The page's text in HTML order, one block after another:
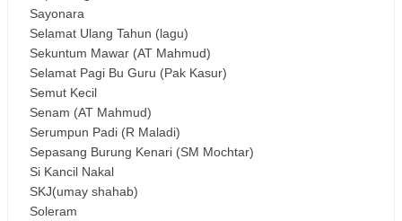
Sayonara
Selamat Ulang Tahun (lagu)
Sekuntum Mawar (AT Mahmud)
Selamat Pagi Bu Guru (Pak Kasur)
Semut Kecil
Senam (AT Mahmud)
Serumpun Padi (R Maladi)
Sepasang Burung Kenari (SM Mochtar)
Si Kancil Nakal
SKJ(umay shahab)
Soleram